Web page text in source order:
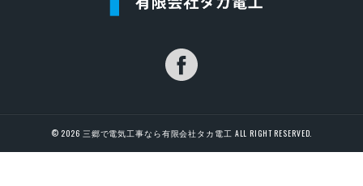
© 2026 三郷で電気工事なら有限会社タカ電工 ALL RIGHT RESERVED.